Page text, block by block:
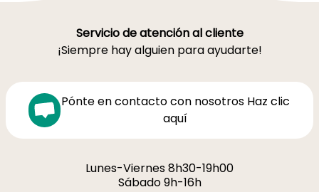
Servicio de atención al cliente
¡Siempre hay alguien para ayudarte!
Pónte en contacto con nosotros Haz clic
aquí
Lunes-Viernes 8h30-19h00
Sábado 9h-16h